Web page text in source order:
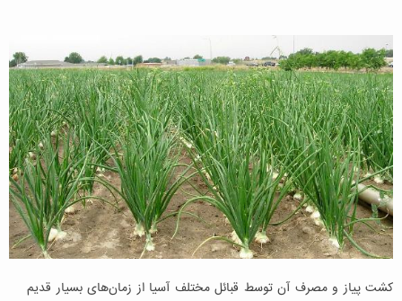
کشت پیاز و مصرف آن توسط قبائل مختلف آسیا از زمان‌های بسیار قدیم